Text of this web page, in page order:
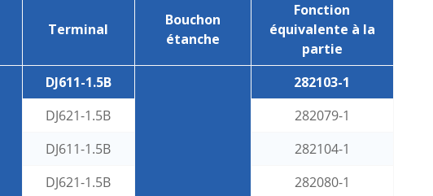
Terminal
Bouchon
étanche
Fonction
équivalente à la
partie
DJ611-1.5B
282103-1
DJ621-1.5B
282079-1
DJ611-1.5B
282104-1
DJ621-1.5B
282080-1